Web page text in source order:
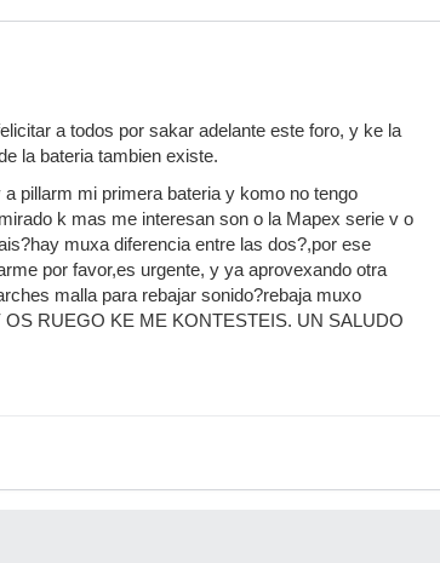
a todos por sakar adelante este foro, y ke la
la bateria tambien existe.
pillarm mi primera bateria y komo no tengo
k mas me interesan son o la Mapex serie v o
muxa diferencia entre las dos?,por ese
por favor,es urgente, y ya aprovexando otra
malla para rebajar sonido?rebaja muxo
RUEGO KE ME KONTESTEIS. UN SALUDO